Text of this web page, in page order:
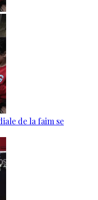
de la faim se